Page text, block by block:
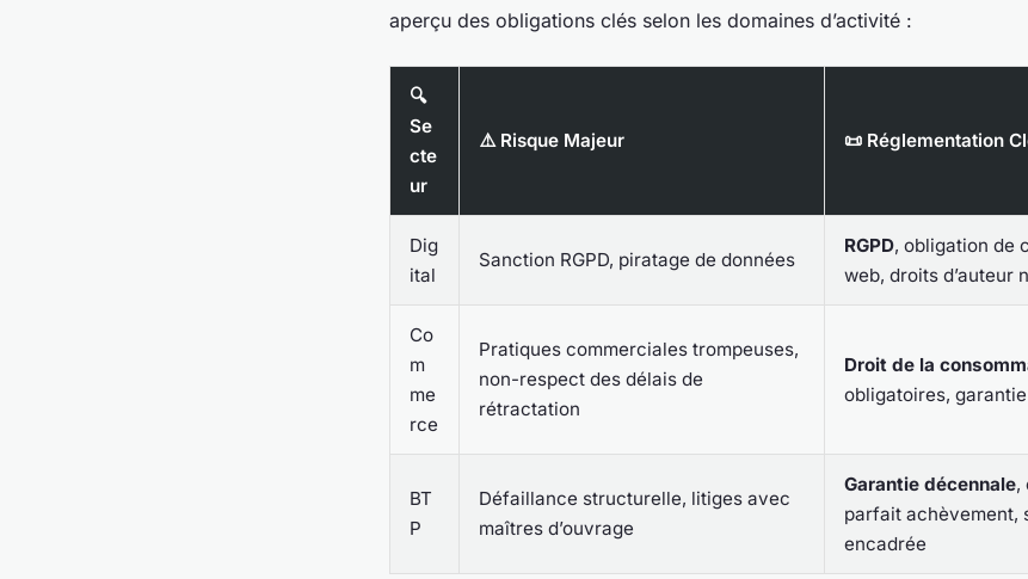
aperçu des obligations clés selon les domaines d’activité :
🔍
Se
cte
ur
⚠️ Risque Majeur 📜 Réglementation
Dig
ital
Sanction RGPD, piratage de données
RGPD, obligation de
web, droits d’auteur
Co
m
me
rce
Pratiques commerciales trompeuses,
non-respect des délais de
rétractation
Droit de la
obligatoires,
BT
P
Défaillance structurelle, litiges avec
maîtres d’ouvrage
Garantie décennale,
parfait achèvement,
encadrée